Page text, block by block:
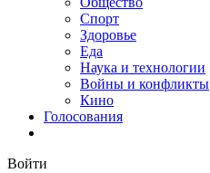
Спорт
Здоровье
Еда
Наука и технологии
Войны и конфликты
Кино
Голосования
Войти